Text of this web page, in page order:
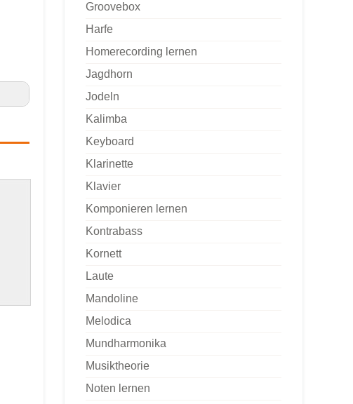
Groovebox
Harfe
Homerecording lernen
Jagdhorn
Jodeln
Kalimba
Keyboard
Klarinette
Klavier
Komponieren lernen
Kontrabass
Kornett
Laute
Mandoline
Melodica
Mundharmonika
Musiktheorie
Noten lernen